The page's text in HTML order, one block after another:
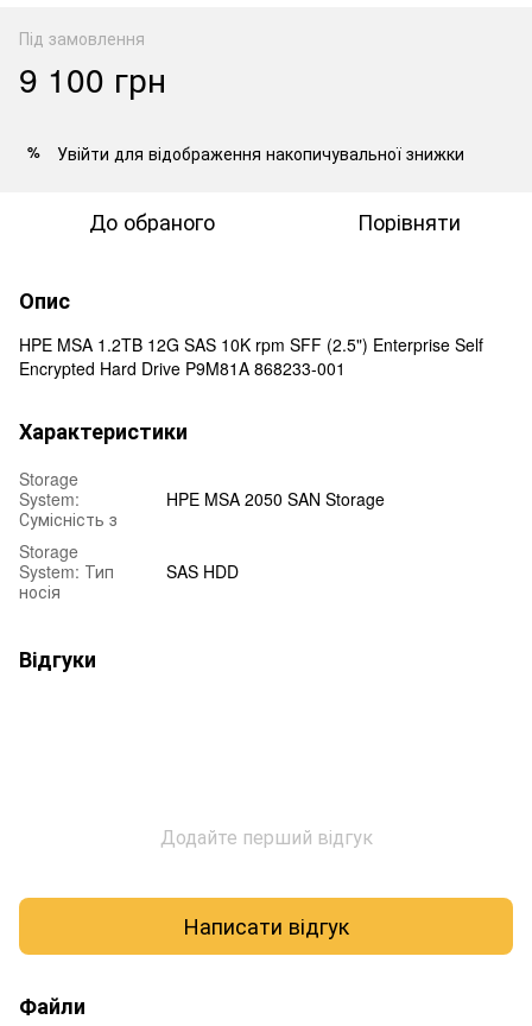
Під замовлення
9 100 грн
% Увійти для відображення накопичувальної знижки
До обраного Порівняти
Опис
HPE MSA 1.2TB 12G SAS 10K rpm SFF (2.5") Enterprise Self
Encrypted Hard Drive P9M81A 868233-001
Характеристики
Storage
System:
Сумісність з
HPE MSA 2050 SAN Storage
Storage
System: Тип
носія
SAS HDD
Відгуки
Додайте перший відгук
Написати відгук
Файли